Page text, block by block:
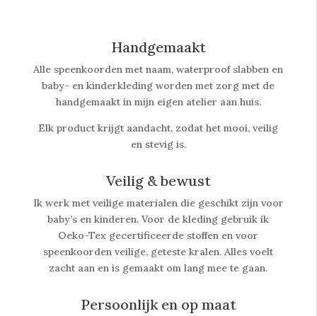
Handgemaakt
Alle speenkoorden met naam, waterproof slabben en
baby- en kinderkleding worden met zorg met de
handgemaakt in mijn eigen atelier aan huis.
Elk product krijgt aandacht, zodat het mooi, veilig
en stevig is.
Veilig & bewust
Ik werk met veilige materialen die geschikt zijn voor
baby’s en kinderen. Voor de kleding gebruik ik
Oeko-Tex gecertificeerde stoffen en voor
speenkoorden veilige, geteste kralen. Alles voelt
zacht aan en is gemaakt om lang mee te gaan.
Persoonlijk en op maat